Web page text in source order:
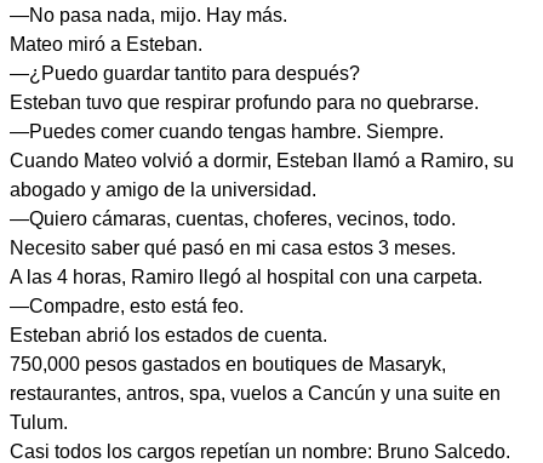
—No pasa nada, mijo. Hay más.
Mateo miró a Esteban.
—¿Puedo guardar tantito para después?
Esteban tuvo que respirar profundo para no quebrarse.
—Puedes comer cuando tengas hambre. Siempre.
Cuando Mateo volvió a dormir, Esteban llamó a Ramiro, su
abogado y amigo de la universidad.
—Quiero cámaras, cuentas, choferes, vecinos, todo.
Necesito saber qué pasó en mi casa estos 3 meses.
A las 4 horas, Ramiro llegó al hospital con una carpeta.
—Compadre, esto está feo.
Esteban abrió los estados de cuenta.
750,000 pesos gastados en boutiques de Masaryk,
restaurantes, antros, spa, vuelos a Cancún y una suite en
Tulum.
Casi todos los cargos repetían un nombre: Bruno Salcedo.